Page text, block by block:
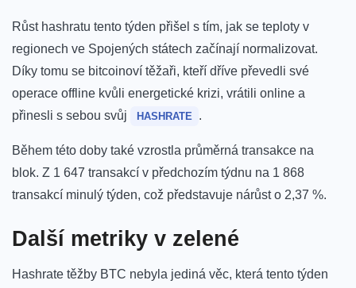
Růst hashratu tento týden přišel s tím, jak se teploty v
regionech ve Spojených státech začínají normalizovat.
Díky tomu se bitcoinoví těžaři, kteří dříve převedli své
operace offline kvůli energetické krizi, vrátili online a
přinesli s sebou svůj
HASHRATE .
Během této doby také vzrostla průměrná transakce na
blok. Z 1 647 transakcí v předchozím týdnu na 1 868
transakcí minulý týden, což představuje nárůst o 2,37 %.
Další metriky v zelené
Hashrate těžby BTC nebyla jediná věc, která tento týden